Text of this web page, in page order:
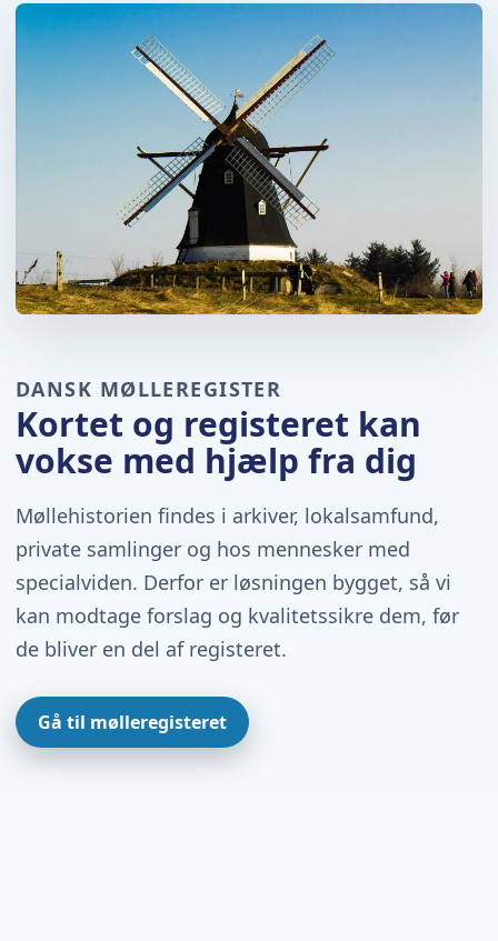
DANSK MØLLEREGISTER
Kortet og registeret kan
vokse med hjælp fra dig
Møllehistorien findes i arkiver, lokalsamfund,
private samlinger og hos mennesker med
specialviden. Derfor er løsningen bygget, så vi
kan modtage forslag og kvalitetssikre dem, før
de bliver en del af registeret.
Gå til mølleregisteret